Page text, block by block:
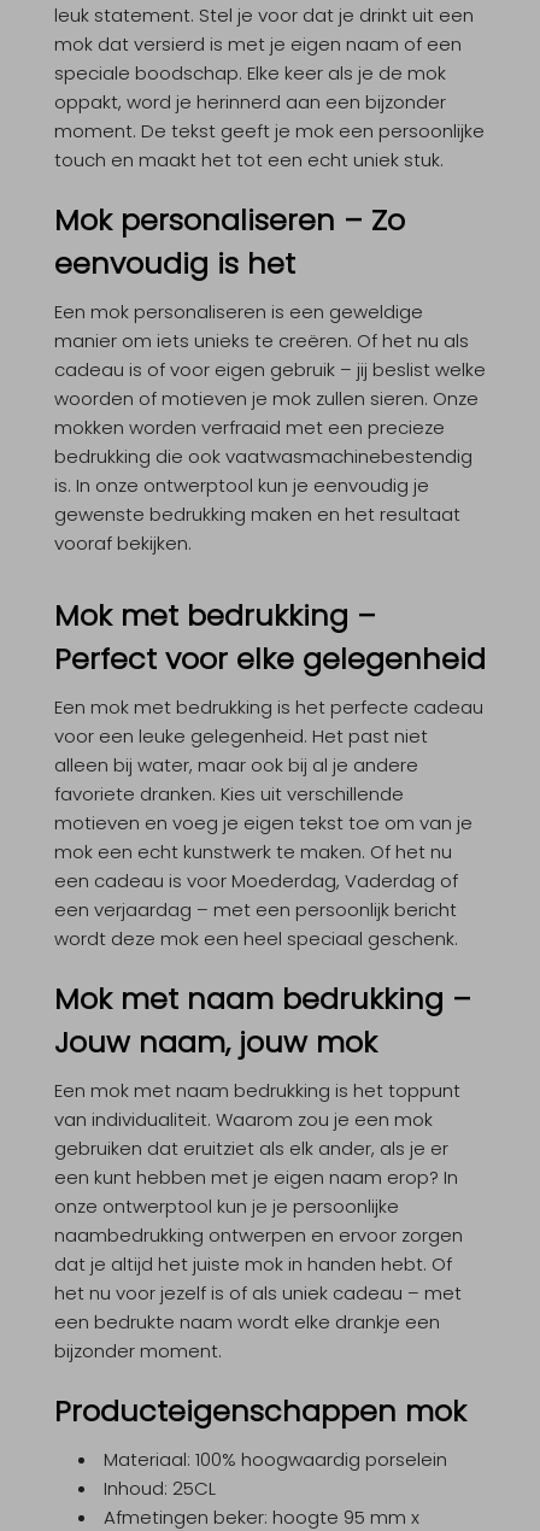
leuk statement. Stel je voor dat je drinkt uit een
mok dat versierd is met je eigen naam of een
speciale boodschap. Elke keer als je de mok
oppakt, word je herinnerd aan een bijzonder
moment. De tekst geeft je mok een persoonlijke
touch en maakt het tot een echt uniek stuk.
Mok personaliseren – Zo
eenvoudig is het
Een mok personaliseren is een geweldige
manier om iets unieks te creëren. Of het nu als
cadeau is of voor eigen gebruik – jij beslist welke
woorden of motieven je mok zullen sieren. Onze
mokken worden verfraaid met een precieze
bedrukking die ook vaatwasmachinebestendig
is. In onze ontwerptool kun je eenvoudig je
gewenste bedrukking maken en het resultaat
vooraf bekijken.
Mok met bedrukking –
Perfect voor elke gelegenheid
Een mok met bedrukking is het perfecte cadeau
voor een leuke gelegenheid. Het past niet
alleen bij water, maar ook bij al je andere
favoriete dranken. Kies uit verschillende
motieven en voeg je eigen tekst toe om van je
mok een echt kunstwerk te maken. Of het nu
een cadeau is voor Moederdag, Vaderdag of
een verjaardag – met een persoonlijk bericht
wordt deze mok een heel speciaal geschenk.
Mok met naam bedrukking –
Jouw naam, jouw mok
Een mok met naam bedrukking is het toppunt
van individualiteit. Waarom zou je een mok
gebruiken dat eruitziet als elk ander, als je er
een kunt hebben met je eigen naam erop? In
onze ontwerptool kun je je persoonlijke
naambedrukking ontwerpen en ervoor zorgen
dat je altijd het juiste mok in handen hebt. Of
het nu voor jezelf is of als uniek cadeau – met
een bedrukte naam wordt elke drankje een
bijzonder moment.
Producteigenschappen mok
Materiaal: 100% hoogwaardig porselein
Inhoud: 25CL
Afmetingen beker: hoogte 95 mm x